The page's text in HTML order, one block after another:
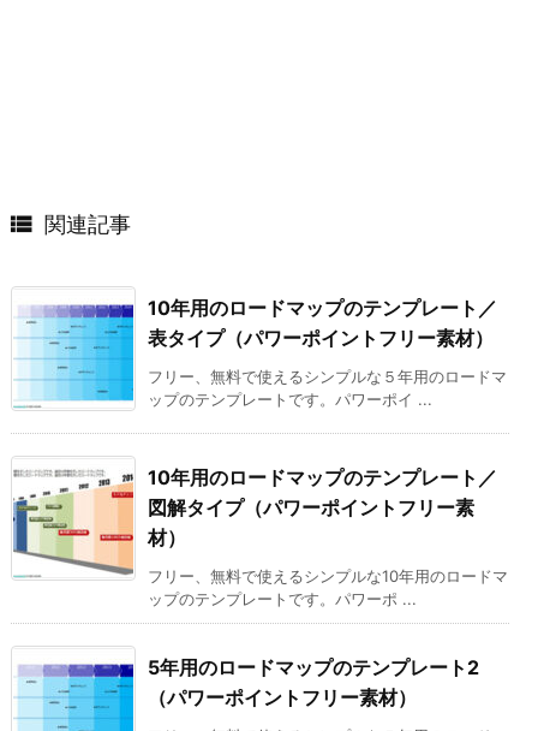
 関連記事
10年用のロードマップのテンプレート／
表タイプ（パワーポイントフリー素材）
フリー、無料で使えるシンプルな５年用のロードマ
ップのテンプレートです。パワーポイ ...
10年用のロードマップのテンプレート／
図解タイプ（パワーポイントフリー素
材）
フリー、無料で使えるシンプルな10年用のロードマ
ップのテンプレートです。パワーポ ...
5年用のロードマップのテンプレート2
（パワーポイントフリー素材）